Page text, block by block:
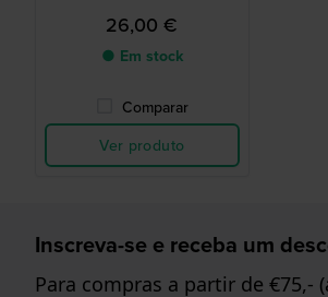
26,00 €
● Em stock
Comparar
Ver produto
Inscreva-se e receba um
Para compras a partir de €75,-